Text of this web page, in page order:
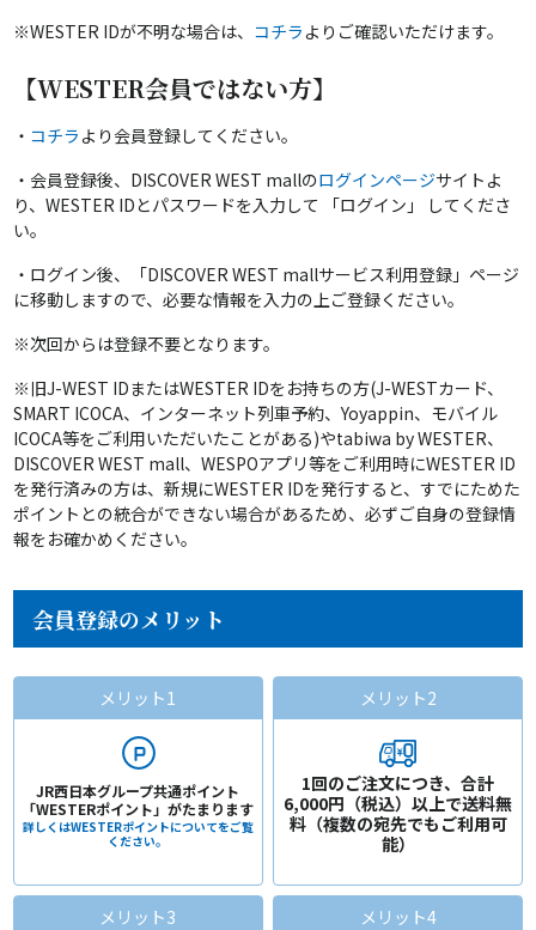
※WESTER IDが不明な場合は、 コチラ よりご確認いただけます。
【WESTER会員ではない方】
・ コチラ より会員登録してください。
・会員登録後、DISCOVER WEST mallのログインページサイトよ
り、WESTER IDとパスワードを入力して 「ログイン」 してくださ
い。
・ログイン後、「DISCOVER WEST mallサービス利用登録」ページ
に移動しますので、必要な情報を入力の上ご登録ください。
※次回からは登録不要となります。
※旧J-WEST IDまたはWESTER IDをお持ちの方(J-WESTカード、
SMART ICOCA、インターネット列車予約、Yoyappin、モバイル
ICOCA等をご利用いただいたことがある)やtabiwa by WESTER、
DISCOVER WEST mall、WESPOアプリ等をご利用時にWESTER ID
を発行済みの方は、新規にWESTER IDを発行すると、すでにためた
ポイントとの統合ができない場合があるため、必ずご自身の登録情
報をお確かめください。
会員登録のメリット
メリット1
JR西日本グループ共通ポイント
「WESTERポイント」がたまります
詳しくはWESTERポイントについてをご覧
ください。
メリット2
1回のご注文につき、合計
6,000円（税込）以上で送料無
料（複数の宛先でもご利用可
能）
メリット3 メリット4